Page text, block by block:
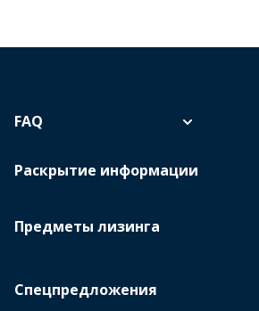
Предметы лизинга
Спецпредложения
FAQ
Раскрытие информации